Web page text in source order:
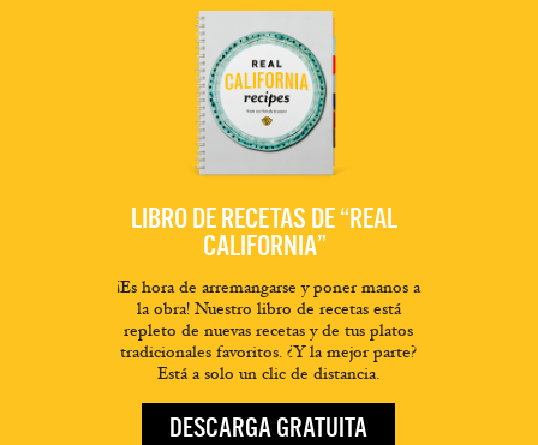
LIBRO DE RECETAS DE “REAL
CALIFORNIA”
¡Es hora de arremangarse y poner manos a
la obra! Nuestro libro de recetas está
repleto de nuevas recetas y de tus platos
tradicionales favoritos. ¿Y la mejor parte?
Está a solo un clic de distancia.
DESCARGA GRATUITA